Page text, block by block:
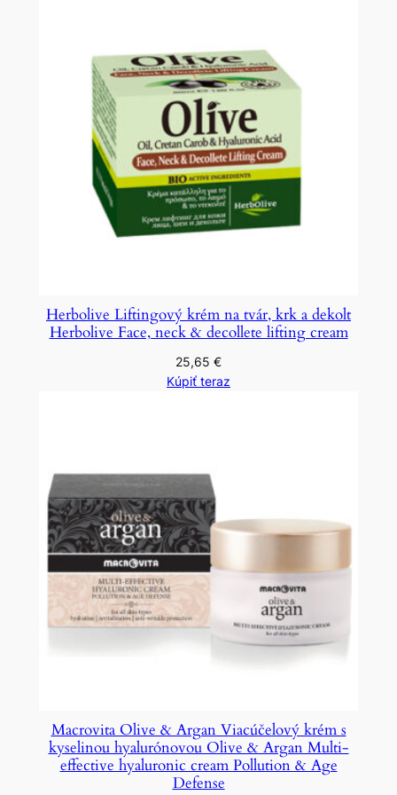
Herbolive Liftingový krém na tvár, krk a dekolt
Herbolive Face, neck & decollete lifting cream
25,65 €
Kúpiť teraz
Macrovita Olive & Argan Viacúčelový krém s
kyselinou hyalurónovou Olive & Argan Multi-
effective hyaluronic cream Pollution & Age
Defense